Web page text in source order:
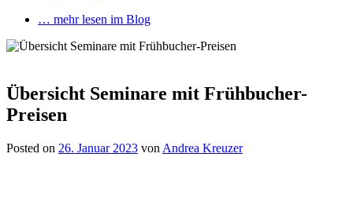
… mehr lesen im Blog
Übersicht Seminare mit Frühbucher-
Preisen
Posted on 26. Januar 2023 von Andrea Kreuzer